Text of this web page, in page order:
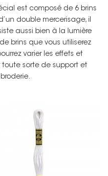
est composé de 6 brins
double mercerisage, il
aussi bien à la lumière
brins que vous utiliserez
varier les effets et
sorte de support et
Non merci !